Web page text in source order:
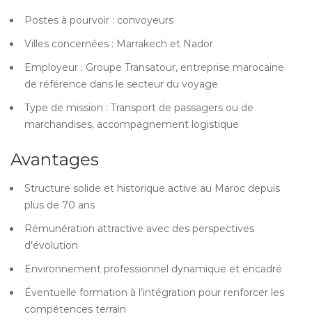
Postes à pourvoir : convoyeurs
Villes concernées : Marrakech et Nador
Employeur : Groupe Transatour, entreprise marocaine
de référence dans le secteur du voyage
Type de mission : Transport de passagers ou de
marchandises, accompagnement logistique
Avantages
Structure solide et historique active au Maroc depuis
plus de 70 ans
Rémunération attractive avec des perspectives
d’évolution
Environnement professionnel dynamique et encadré
Éventuelle formation à l’intégration pour renforcer les
compétences terrain